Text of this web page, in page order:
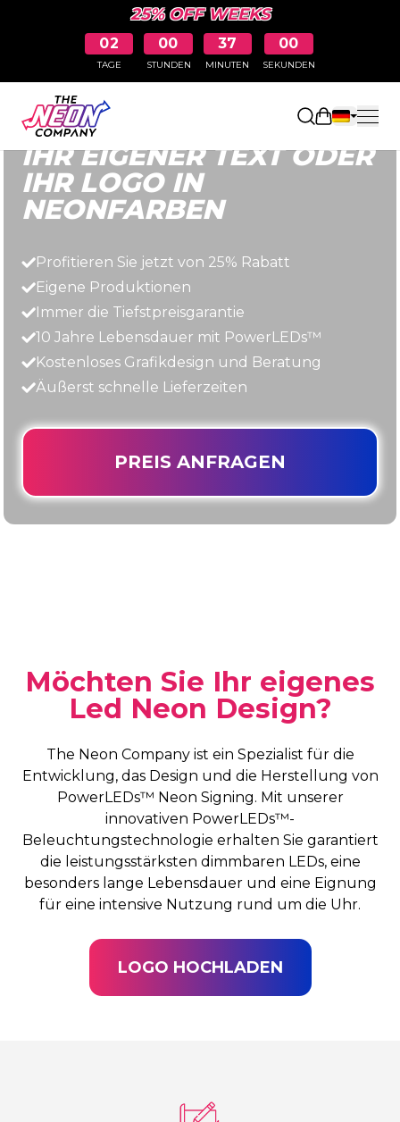
25% OFF WEEKS
02
TAGE
00
STUNDEN
36
MINUTEN
59
SEKUNDEN
Schnell, einfach und erschwinglich
IHR EIGENER TEXT ODER
IHR LOGO IN
NEONFARBEN
Profitieren Sie jetzt von 25% Rabatt
Eigene Produktionen
Immer die Tiefstpreisgarantie
10 Jahre Lebensdauer mit PowerLEDs™
Kostenloses Grafikdesign und Beratung
Äußerst schnelle Lieferzeiten
PREIS ANFRAGEN
Möchten Sie Ihr eigenes
Led Neon Design?
The Neon Company ist ein Spezialist für die
Entwicklung, das Design und die Herstellung von
PowerLEDs™ Neon Signing. Mit unserer
innovativen PowerLEDs™-
Beleuchtungstechnologie erhalten Sie garantiert
die leistungsstärksten dimmbaren LEDs, eine
besonders lange Lebensdauer und eine Eignung
für eine intensive Nutzung rund um die Uhr.
LOGO HOCHLADEN